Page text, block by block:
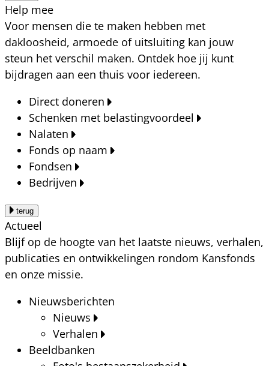
Help mee
Voor mensen die te maken hebben met
dakloosheid, armoede of uitsluiting kan jouw
steun het verschil maken. Ontdek hoe jij kunt
bijdragen aan een thuis voor iedereen.
Direct doneren
Schenken met belastingvoordeel
Nalaten
Fonds op naam
Fondsen
Bedrijven
terug
Actueel
Blijf op de hoogte van het laatste nieuws, verhalen,
publicaties en ontwikkelingen rondom Kansfonds
en onze missie.
Nieuwsberichten
Nieuws
Verhalen
Beeldbanken